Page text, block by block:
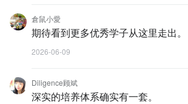
倉鼠小愛
期待看到更多优秀学子从这里走出。
2026-06-09
Diligence顾斌
深实的培养体系确实有一套。